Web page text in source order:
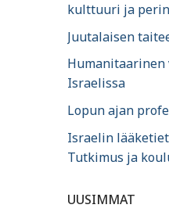
kulttuuri ja
Juutalaisen
Humanitaarinen
Israelissa
Lopun ajan
Israelin
Tutkimus ja
UUSIMMAT